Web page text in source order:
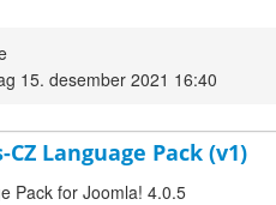
15. desember 2021 16:40
CZ Language Pack (v1)
Pack for Joomla! 4.0.5